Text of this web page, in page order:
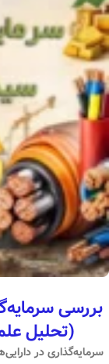
بررسی
(تحلیل
سرمایه‌گذاری در